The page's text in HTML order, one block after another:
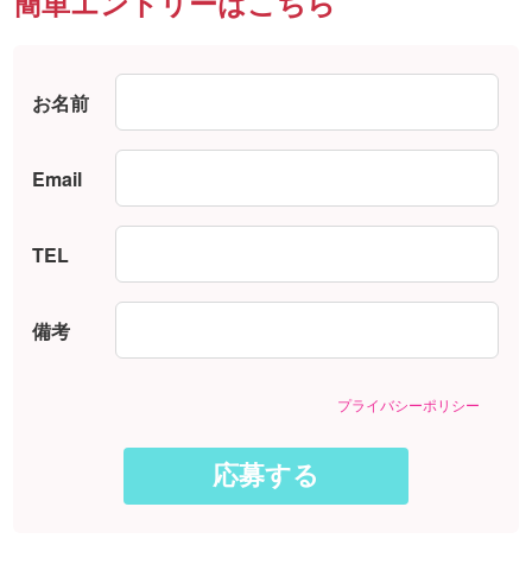
お名前
Email
TEL
備考
プライバシーポリシー